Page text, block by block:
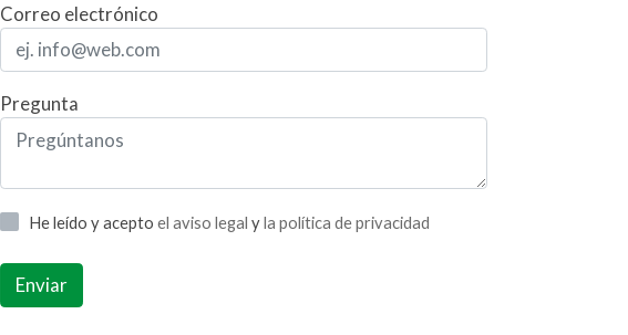
Correo electrónico
Pregunta
He leído y acepto el aviso legal yla política de privacidad
Enviar